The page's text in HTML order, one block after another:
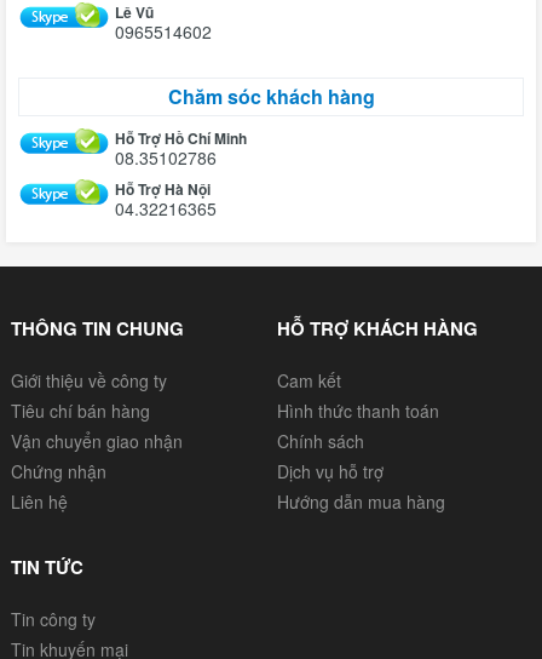
Lê Vũ
0965514602
Chăm sóc khách hàng
Hỗ Trợ Hồ Chí Minh
08.35102786
Hỗ Trợ Hà Nội
04.32216365
THÔNG TIN CHUNG
Giới thiệu về công ty
Tiêu chí bán hàng
Vận chuyển giao nhận
Chứng nhận
Liên hệ
HỖ TRỢ KHÁCH HÀNG
Cam kết
Hình thức thanh toán
Chính sách
Dịch vụ hỗ trợ
Hướng dẫn mua hàng
TIN TỨC
Tin công ty
Tin khuyến mại